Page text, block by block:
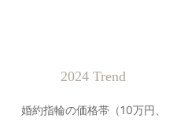
2024 Trend
婚約指輪の価格帯（10万円、